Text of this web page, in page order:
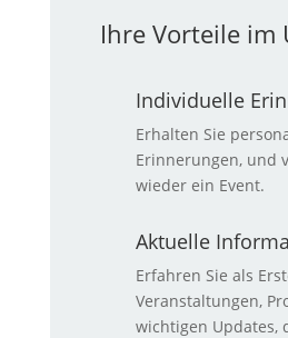
Ihre Vorteile im
Individuelle
Erhalten Sie
Erinnerungen, und
wieder ein Event.
Aktuelle
Erfahren Sie als
Veranstaltungen,
wichtigen Updates,